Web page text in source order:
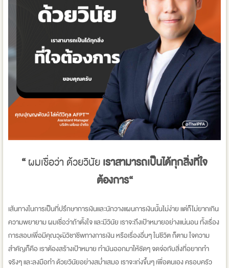
“ผมเชื่อว่า ด้วยวินัยเราสามารถเป็นได้ทุกสิ่งที่ใจ
ต้องการ“
เส้นทางในการเป็นที่ปรึกษาการเงินและนักวางแผนการเงินนั้นไม่ง่าย แต่ก็ไม่ยากเกิน
ความพยายาม ผมเชื่อว่าถ้าตั้งใจ และมีวินัย เราจะถึงเป้าหมายอย่างแน่นอน ทั้งเรื่อง
การสอบเพื่อมีคุณวุฒิวิชาชีพทางการเงิน หรือเรื่องอื่นๆ ในชีวิต ก็ตาม ใจความ
สำคัญก็คือ เราต้องสร้างเป้าหมาย ทำมันออกมาให้ชัดๆ จดจ่อกับสิ่งที่อยากทำ
จริงๆ และลงมือทำ ด้วยวินัยอย่างสม่ำเสมอ เราจะเก่งขึ้นๆ เพื่อตนเอง ครอบครัว